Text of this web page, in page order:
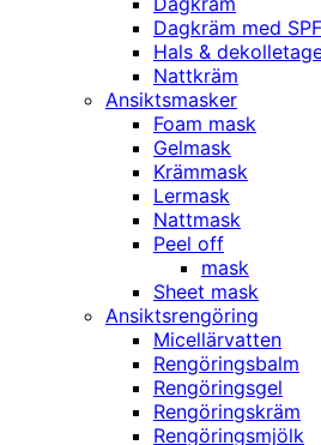
Dagkräm med SPF
Hals &
Nattkräm
Ansiktsmasker
Foam mask
Gelmask
Krämmask
Lermask
Nattmask
Peel off
mask
Sheet mask
Ansiktsrengöring
Micellärvatten
Rengöringsbalm
Rengöringsgel
Rengöringskräm
Rengöringsmjölk